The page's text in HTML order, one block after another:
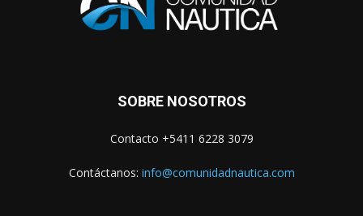
SOBRE NOSOTROS
Contacto +5411 6228 3079
Contáctanos: info@comunidadnautica.com